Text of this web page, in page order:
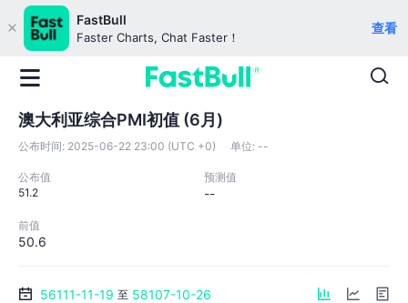
FastBull
Faster Charts, Chat Faster！
查看
澳大利亚综合PMI初值 (6月)
公布时间: 2025-06-22 23:00 (UTC +0) 单位: --
公布值
51.2
预测值
--
前值
50.6
56111-11-19 至 58107-10-26